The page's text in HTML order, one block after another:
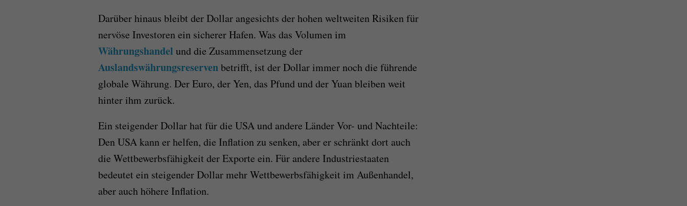
Darüber hinaus bleibt der Dollar angesichts der hohen weltweiten Risiken für
nervöse Investoren ein sicherer Hafen. Was das Volumen im
Währungshandel und die Zusammensetzung der
Auslandswährungsreservenbetrifft, ist der Dollar immer noch die führende
globale Währung. Der Euro, der Yen, das Pfund und der Yuan bleiben weit
hinter ihm zurück.
Ein steigender Dollar hat für die USA und andere Länder Vor- und Nachteile:
Den USA kann er helfen, die Inflation zu senken, aber er schränkt dort auch
die Wettbewerbsfähigkeit der Exporte ein. Für andere Industriestaaten
bedeutet ein steigender Dollar mehr Wettbewerbsfähigkeit im Außenhandel,
aber auch höhere Inflation.